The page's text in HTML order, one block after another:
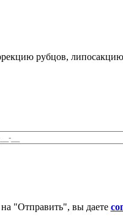
рубцов,
"Отправить", вы даете